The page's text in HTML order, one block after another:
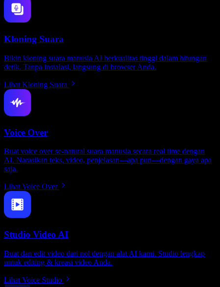
Kloning Suara
Bikin kloning suara manusia AI berkualitas tinggi dalam hitungan
detik. Tanpa instalasi, langsung di browser Anda.
Lihat Kloning Suara
Voice Over
Buat voice over se-natural suara manusia secara real time dengan
AI. Narasikan teks, video, penjelasan—apa pun—dengan gaya apa
saja.
Lihat Voice Over
Studio Video AI
Buat dan edit video dari nol dengan alat AI kami. Studio lengkap
untuk editing & kreasi video Anda.
Lihat Voice Studio